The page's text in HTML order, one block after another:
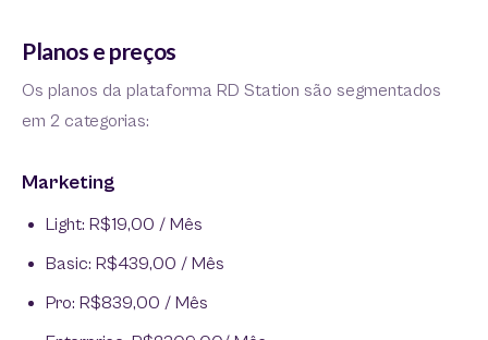
Planos e preços
Os planos da plataforma RD Station são segmentados
em 2 categorias:
Marketing
Light: R$19,00 / Mês
Basic: R$439,00 / Mês
Pro: R$839,00 / Mês